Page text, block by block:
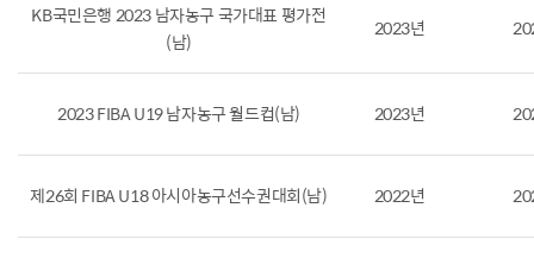
KB국민은행 2023 남자농구 국가대표 평가전
(남)
2023년
2023 FIBA U19 남자농구 월드컵(남) 2023년
제26회 FIBA U18 아시아농구선수권대회(남) 2022년